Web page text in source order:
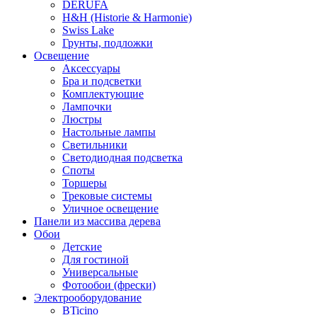
DERUFA
H&H (Historie & Harmonie)
Swiss Lake
Грунты, подложки
Освещение
Аксессуары
Бра и подсветки
Комплектующие
Лампочки
Люстры
Настольные лампы
Светильники
Светодиодная подсветка
Споты
Торшеры
Трековые системы
Уличное освещение
Панели из массива дерева
Обои
Детские
Для гостиной
Универсальные
Фотообои (фрески)
Электрооборудование
BTicino